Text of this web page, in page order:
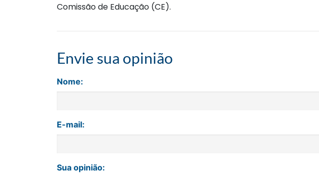
Comissão de Educação (CE).
Envie sua opinião
Nome:
E-mail:
Sua opinião: